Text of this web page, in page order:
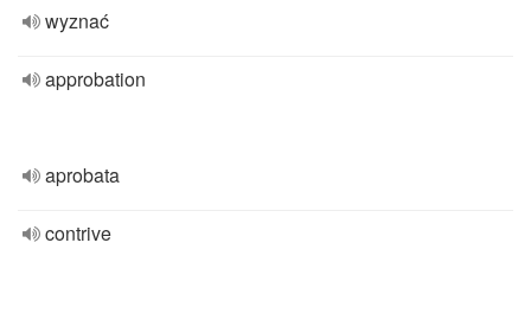
wyznać
approbation
aprobata
contrive